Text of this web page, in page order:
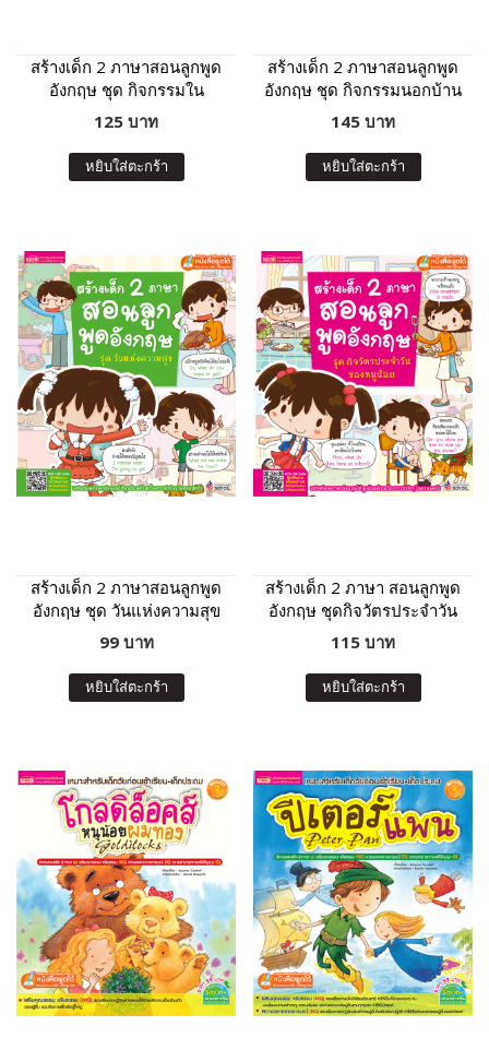
สร้างเด็ก 2 ภาษาสอนลูกพูด
อังกฤษ ชุด กิจกรรมใน
ครอบครัว (ฉบับปรับปรุง)
125 บาท
หยิบใส่ตะกร้า
สร้างเด็ก 2 ภาษาสอนลูกพูด
อังกฤษ ชุด กิจกรรมนอกบ้าน
(ฉบับปรับปรุง)
145 บาท
หยิบใส่ตะกร้า
สร้างเด็ก 2 ภาษาสอนลูกพูด
อังกฤษ ชุด วันแห่งความสุข
(ฉบับปรับปรุง)
99 บาท
หยิบใส่ตะกร้า
สร้างเด็ก 2 ภาษา สอนลูกพูด
อังกฤษ ชุดกิจวัตรประจำวัน
ของหนูน้อย (ฉบับปรับปรุง)
115 บาท
หยิบใส่ตะกร้า